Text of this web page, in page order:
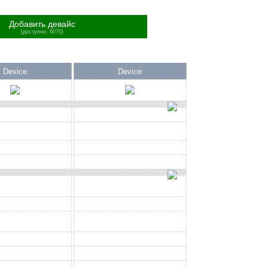
Добавить девайс
(доступно: 6070)
Device Device